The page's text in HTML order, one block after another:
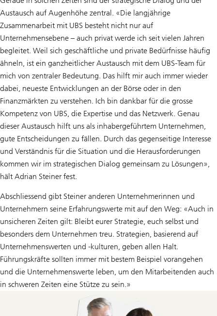
Austausch auf Augenhöhe zentral. «Die langjährige
Zusammenarbeit mit UBS besteht nicht nur auf
Unternehmensebene – auch privat werde ich seit vielen Jahren
begleitet. Weil sich geschäftliche und private Bedürfnisse häufig
ähneln, ist ein ganzheitlicher Austausch mit dem UBS-Team für
mich von zentraler Bedeutung. Das hilft mir auch immer wieder
dabei, neueste Entwicklungen an der Börse oder in den
Finanzmärkten zu verstehen. Ich bin dankbar für die grosse
Kompetenz von UBS, die Expertise und das Netzwerk. Genau
dieser Austausch hilft uns als inhabergeführtem Unternehmen,
gute Entscheidungen zu fällen. Durch das gegenseitige Interesse
und Verständnis für die Situation und die Herausforderungen
kommen wir im strategischen Dialog gemeinsam zu Lösungen»,
hält Adrian Steiner fest.
Abschliessend gibt Steiner anderen Unternehmerinnen und
Unternehmern seine Erfahrungswerte mit auf den Weg: «Auch in
unsicheren Zeiten gilt: Bleibt eurer Strategie, euch selbst und
besonders dem Unternehmen treu. Strategien, basierend auf
Unternehmenswerten und -kulturen, geben allen Halt.
Führungskräfte sollten immer mit bestem Beispiel vorangehen
und die Unternehmenswerte leben, um den Mitarbeitenden auch
in schweren Zeiten eine Stütze zu sein.»